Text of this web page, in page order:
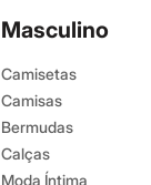
Masculino
Camisetas
Camisas
Bermudas
Calças
Moda Íntima